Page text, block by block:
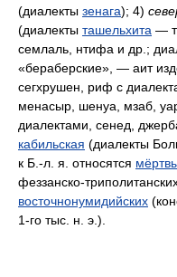
(диалекты зенага); 4)
(диалекты ташельхита —
семлаль, нтифа и др.;
«бераберские», — аит
сегхрушен, риф с
менасыр, шенуа, мзаб,
диалектами, сенед,
кабильская (диалекты
к Б.‑л. я. относятся
феззанско-
восточнонумидийских
1‑го тыс. н. э.).